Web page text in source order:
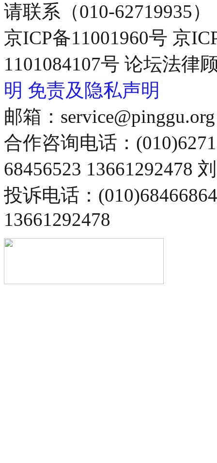
请联系（010-62719935）
京ICP备11001960号 京
1101084107号 论坛法律
明 免责及隐私声明
邮箱：service@pinggu.org
合作咨询电话：
68456523 13661292478
投诉电话：
13661292478